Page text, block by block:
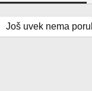
Još uvek nema